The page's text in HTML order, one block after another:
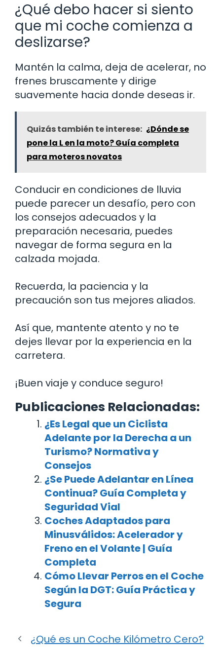
¿Qué debo hacer si siento
que mi coche comienza a
deslizarse?
Mantén la calma, deja de acelerar, no
frenes bruscamente y dirige
suavemente hacia donde deseas ir.
Quizás también te interese: ¿Dónde se
pone la L en la moto? Guía completa
para moteros novatos
Conducir en condiciones de lluvia
puede parecer un desafío, pero con
los consejos adecuados y la
preparación necesaria, puedes
navegar de forma segura en la
calzada mojada.
Recuerda, la paciencia y la
precaución son tus mejores aliados.
Así que, mantente atento y no te
dejes llevar por la experiencia en la
carretera.
¡Buen viaje y conduce seguro!
Publicaciones Relacionadas:
¿Es Legal que un Ciclista
Adelante por la Derecha a un
Turismo? Normativa y
Consejos
¿Se Puede Adelantar en Línea
Continua? Guía Completa y
Seguridad Vial
Coches Adaptados para
Minusválidos: Acelerador y
Freno en el Volante | Guía
Completa
Cómo Llevar Perros en el Coche
Según la DGT: Guía Práctica y
Segura
¿Qué es un Coche Kilómetro Cero?